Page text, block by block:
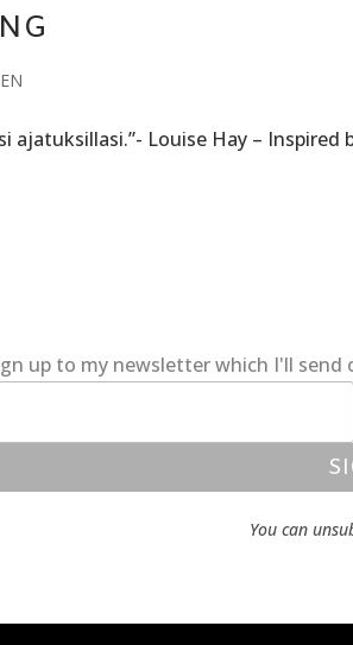
ajatuksillasi.”- Louise Hay – Inspired
up to my newsletter which I'll
You can